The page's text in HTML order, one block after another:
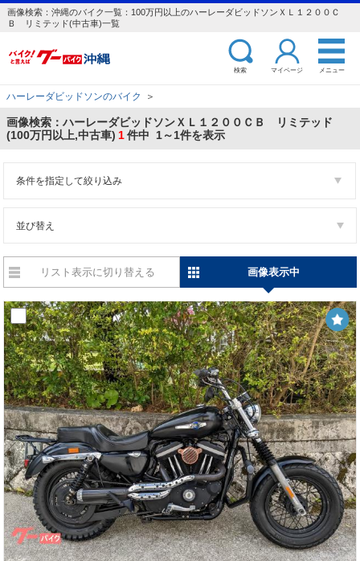
画像検索：沖縄のバイク一覧：100万円以上のハーレーダビッドソンＸＬ１２００Ｃ
Ｂ リミテッド(中古車)一覧
検索 マイページ メニュー
ハーレーダビッドソンのバイク ＞
画像検索：ハーレーダビッドソンＸＬ１２００ＣＢ リミテッド
(100万円以上,中古車) 1件中 1～1件を表示
条件を指定して絞り込み
並び替え
リスト表示に切り替える 画像表示中